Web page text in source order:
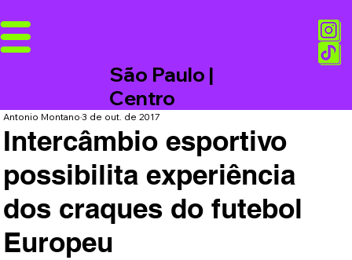
São Paulo |
Centro
Intercâmbio esportivo
possibilita experiência
dos craques do futebol
Europeu
Antonio Montano3 de out. de 2017